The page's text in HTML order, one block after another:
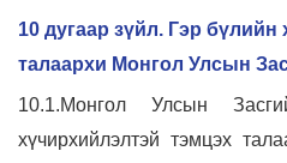
10 дугаар зүйл. Гэр
талаархи Монгол Улсын
10.1.Монгол Улсын
хүчирхийлэлтэй тэмцэх